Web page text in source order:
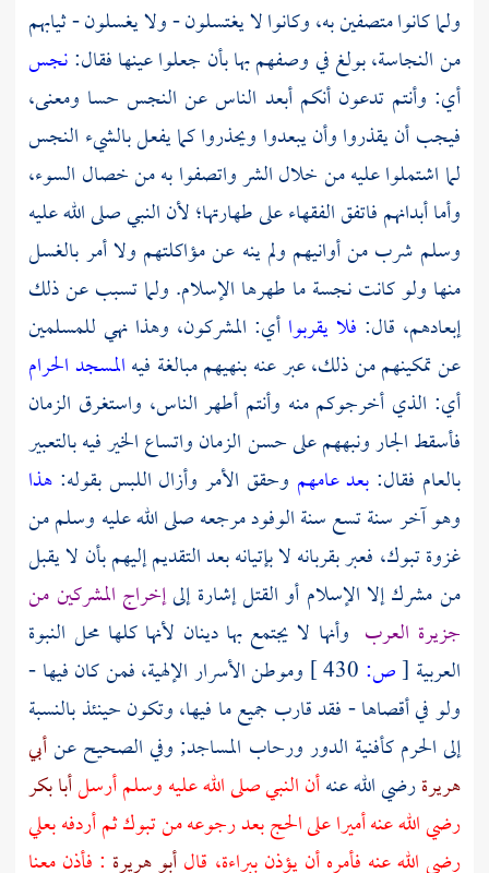
ولما كانوا متصفين به، وكانوا لا يغتسلون - ولا يغسلون - ثيابهم
من النجاسة، بولغ في وصفهم بها بأن جعلوا عينها فقال:نجس
أي: وأنتم تدعون أنكم أبعد الناس عن النجس حسا ومعنى،
فيجب أن يقذروا وأن يبعدوا ويحذروا كما يفعل بالشيء النجس
لما اشتملوا عليه من خلال الشر واتصفوا به من خصال السوء،
وأما أبدانهم فاتفق الفقهاء على طهارتها؛ لأن النبي صلى الله عليه
وسلم شرب من أوانيهم ولم ينه عن مؤاكلتهم ولا أمر بالغسل
منها ولو كانت نجسة ما طهرها الإسلام. ولما تسبب عن ذلك
إبعادهم، قال: فلا يقربوا أي: المشركون، وهذا نهي للمسلمين
عن تمكينهم من ذلك، عبر عنه بنهيهم مبالغة فيهالمسجد الحرام
أي: الذي أخرجوكم منه وأنتم أطهر الناس، واستغرق الزمان
فأسقط الجار ونبههم على حسن الزمان واتساع الخير فيه بالتعبير
بالعام فقال: بعد عامهم وحقق الأمر وأزال اللبس بقوله: هذا
وهو آخر سنة تسع سنة الوفود مرجعه صلى الله عليه وسلم من
غزوةتبوك، فعبر بقربانه لا بإتيانه بعد التقديم إليهم بأن لا يقبل
من مشرك إلا الإسلام أو القتل إشارة إلىإخراج المشركين من
جزيرة العرب وأنها لا يجتمع بها دينان لأنها كلها محل النبوة
العربية [ص:
وموطن الأسرار الإلهية، فمن كان فيها -
ولو في أقصاها - فقد قارب جميع ما فيها، وتكون حينئذ بالنسبة
إلى الحرم كأفنية الدور ورحاب المساجد; وفي الصحيح عنأبي
هريرةرضي الله عنهأن النبي صلى الله عليه وسلم أرسلأبا بكر
رضي الله عنه أميرا على الحج بعد رجوعه منتبوكثم أردفهبعلي
رضي الله عنه فأمره أن يؤذن ببراءة، قالأبو هريرة : فأذن معنا